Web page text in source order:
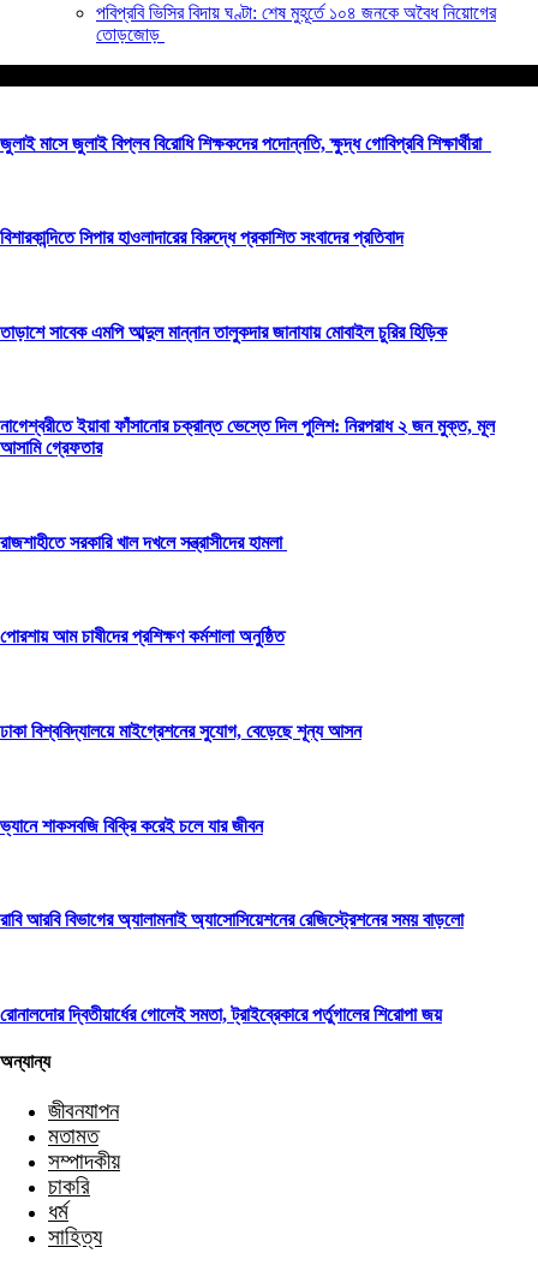
পবিপ্রবি ভিসির বিদায় ঘণ্টা: শেষ মুহূর্তে ১০৪ জনকে অবৈধ নিয়োগের
তোড়জোড়
জুলাই মাসে জুলাই বিপ্লব বিরোধি শিক্ষকদের পদোন্নতি, ক্ষুদ্ধ গোবিপ্রবি শিক্ষার্থীরা
বিশারকান্দিতে সিপার হাওলাদারের বিরুদ্ধে প্রকাশিত সংবাদের প্রতিবাদ
তাড়াশে সাবেক এমপি আব্দুল মান্নান তালুকদার জানাযায় মোবাইল চুরির হিড়িক
নাগেশ্বরীতে ইয়াবা ফাঁসানোর চক্রান্ত ভেস্তে দিল পুলিশ: নিরপরাধ ২ জন মুক্ত, মূল
আসামি গ্রেফতার
রাজশাহীতে সরকারি খাল দখলে সন্ত্রাসীদের হামলা
পোরশায় আম চাষীদের প্রশিক্ষণ কর্মশালা অনুষ্ঠিত
ঢাকা বিশ্ববিদ্যালয়ে মাইগ্রেশনের সুযোগ, বেড়েছে শূন্য আসন
ভ্যানে শাকসবজি বিক্রি করেই চলে যার জীবন
রাবি আরবি বিভাগের অ্যালামনাই অ্যাসোসিয়েশনের রেজিস্ট্রেশনের সময় বাড়লো
রোনালদোর দ্বিতীয়ার্ধের গোলেই সমতা, ট্রাইব্রেকারে পর্তুগালের শিরোপা জয়
অন্যান্য
জীবনযাপন
মতামত
সম্পাদকীয়
চাকরি
ধর্ম
সাহিত্য